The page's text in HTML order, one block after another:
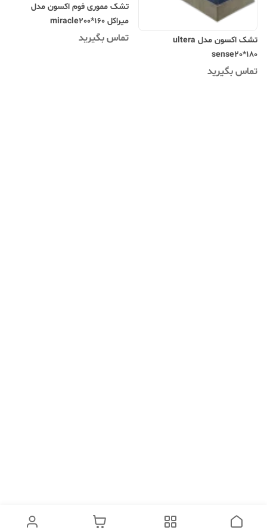
تشک اکسون مدل ultera
sense20*180
تماس بگیرید
تشک مموری فوم اکسون مدل
میراکل miracle200*160
تماس بگیرید